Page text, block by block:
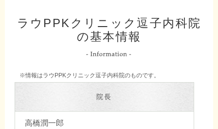
ラウPPKクリニック逗子内科院
の基本情報
※情報はラウPPKクリニック逗子内科院のものです。
院長
高橋潤一郎